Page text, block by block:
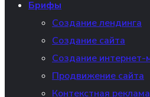
Брифы
Создание лендинга
Создание сайта
Создание интернет-
Продвижение сайта
Контекстная реклама